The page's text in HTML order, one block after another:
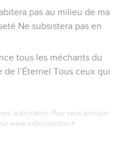
pas au milieu de ma
Ne subsistera pas en
tous les méchants du
l’Éternel Tous ceux qui
autorisation. Pour vous procurer
www.editionsbiblio.fr